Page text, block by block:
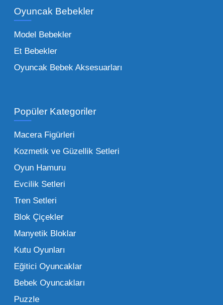
toptan tedariği yaparken, piyasadaki en son
figürlerden geleneksel oyun setlerine kadar
her şeyi portföyümüzde bulabilirsiniz.
İşletmeler için toptan oyuncak satış ve alımı
şüphesiz ki birim maliyetin düşmesidir.
Oyuncak toptan kanalına geçildiğinde,
perakende satış fiyatı ile alış fiyatı arasındaki
makas açılır ve bu da ciddi kâr marjları elde
edilmesini sağlar. Toplu alımlarda uygulanan
dönemlerinde işletmenizin finansal olarak
rahatlamasına yardımcı olur.
Müşterileriniz bir ürünü sorduğunda "yok"
demek, marka sadakatini zedeler. Profesyonel
bir oyuncak toptan satış ortağı ile çalışmak,
Oyuncak Bebekler
Model Bebekler
Et Bebekler
Oyuncak Bebek Aksesuarları
Popüler Kategoriler
Macera Figürleri
Kozmetik ve Güzellik Setleri
Oyun Hamuru
Evcilik Setleri
Tren Setleri
Blok Çiçekler
Manyetik Bloklar
Kutu Oyunları
Eğitici Oyuncaklar
Bebek Oyuncakları
Puzzle